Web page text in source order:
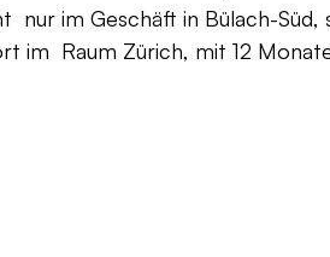
im Geschäft in Bülach-
im Raum Zürich, mit 12